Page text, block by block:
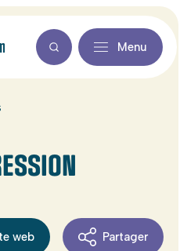
Menu
web Partager